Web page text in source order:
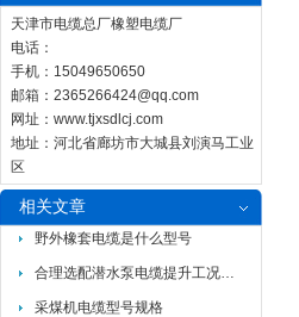
天津市电缆总厂橡塑电缆厂
电话：
手机：15049650650
邮箱： 2365266424@qq.com
网址： www.tjxsdlcj.com
地址：河北省廊坊市大城县刘演马工业
区
相关文章
野外橡套电缆是什么型号
合理选配潜水泵电缆提升工况适配性
采煤机电缆型号规格